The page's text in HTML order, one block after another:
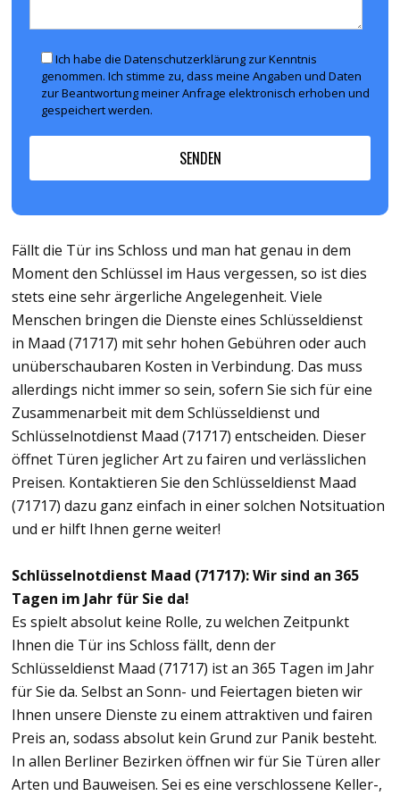
Ich habe die Datenschutzerklärung zur Kenntnis
genommen. Ich stimme zu, dass meine Angaben und Daten
zur Beantwortung meiner Anfrage elektronisch erhoben und
gespeichert werden.
Fällt die Tür ins Schloss und man hat genau in dem
Moment den Schlüssel im Haus vergessen, so ist dies
stets eine sehr ärgerliche Angelegenheit. Viele
Menschen bringen die Dienste eines Schlüsseldienst
in Maad (71717) mit sehr hohen Gebühren oder auch
unüberschaubaren Kosten in Verbindung. Das muss
allerdings nicht immer so sein, sofern Sie sich für eine
Zusammenarbeit mit dem Schlüsseldienst und
Schlüsselnotdienst Maad (71717) entscheiden. Dieser
öffnet Türen jeglicher Art zu fairen und verlässlichen
Preisen. Kontaktieren Sie den Schlüsseldienst Maad
(71717) dazu ganz einfach in einer solchen Notsituation
und er hilft Ihnen gerne weiter!
Schlüsselnotdienst Maad (71717): Wir sind an 365
Tagen im Jahr für Sie da!
Es spielt absolut keine Rolle, zu welchen Zeitpunkt
Ihnen die Tür ins Schloss fällt, denn der
Schlüsseldienst Maad (71717) ist an 365 Tagen im Jahr
für Sie da. Selbst an Sonn- und Feiertagen bieten wir
Ihnen unsere Dienste zu einem attraktiven und fairen
Preis an, sodass absolut kein Grund zur Panik besteht.
In allen Berliner Bezirken öffnen wir für Sie Türen aller
Arten und Bauweisen. Sei es eine verschlossene Keller-,